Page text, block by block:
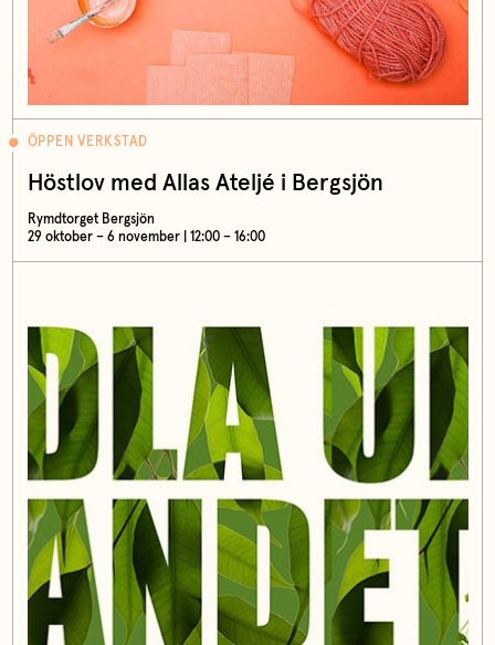
ÖPPEN VERKSTAD
Höstlov med Allas Ateljé i Bergsjön
Rymdtorget Bergsjön
29 oktober – 6 november | 12:00 – 16:00